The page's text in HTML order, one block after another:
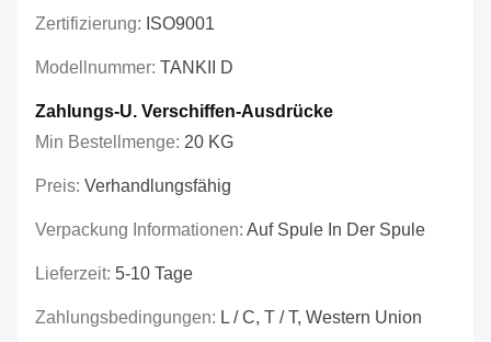
Zertifizierung: ISO9001
Modellnummer: TANKII D
Zahlungs-U. Verschiffen-Ausdrücke
Min Bestellmenge: 20 KG
Preis: Verhandlungsfähig
Verpackung Informationen: Auf Spule In Der Spule
Lieferzeit: 5-10 Tage
Zahlungsbedingungen: L / C, T / T, Western Union